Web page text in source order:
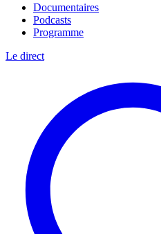
Documentaires
Podcasts
Programme
Le direct